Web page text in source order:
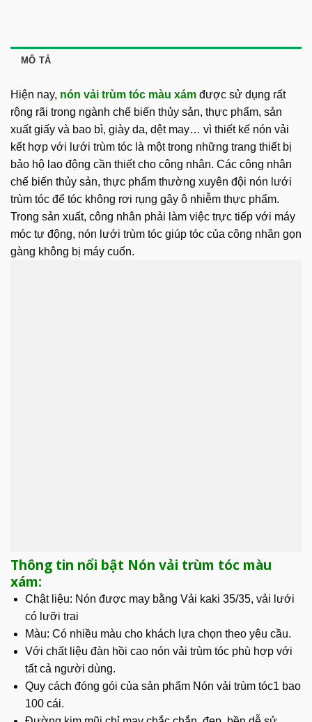
MÔ TẢ
Hiện nay, nón vải trùm tóc màu xám được sử dụng rất
rộng rãi trong ngành chế biến thủy sản, thực phẩm, sản
xuất giấy và bao bì, giày da, dệt may… vì thiết kế nón vải
kết hợp với lưới trùm tóc là một trong những trang thiết bị
bảo hộ lao động cần thiết cho công nhân. Các công nhân
chế biến thủy sản, thực phẩm thường xuyên đội nón lưới
trùm tóc để tóc không rơi rụng gây ô nhiễm thực phẩm.
Trong sản xuất, công nhân phải làm việc trực tiếp với máy
móc tự động, nón lưới trùm tóc giúp tóc của công nhân gọn
gàng không bị máy cuốn.
Thông tin nổi bật Nón vải trùm tóc màu
xám:
Chật liệu: Nón được may bằng Vải kaki 35/35, vải lưới
có lưỡi trai
Màu: Có nhiều màu cho khách lựa chọn theo yêu cầu.
Với chất liệu đàn hồi cao nón vải trùm tóc phù hợp với
tất cả người dùng.
Quy cách đóng gói của sản phẩm Nón vải trùm tóc1 bao
100 cái.